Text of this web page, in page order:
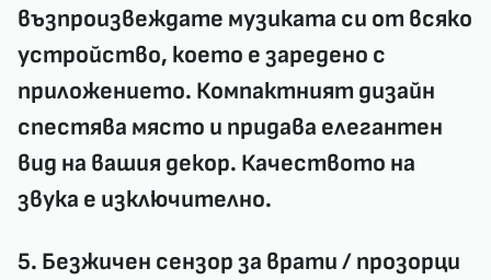
възпроизвеждате музиката си от всяко
устройство, което е заредено с
приложението. Компактният дизайн
спестява място и придава елегантен
вид на вашия декор. Качеството на
звука е изключително.
5. Безжичен сензор за врати / прозорци